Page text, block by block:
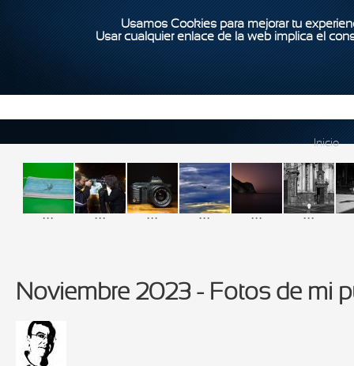
Usamos Cookies para mejorar tu
Usar cualquier enlace de la web implica el
Inicio
... ... ... ... ... ...
Noviembre 2023 - Fotos de mi